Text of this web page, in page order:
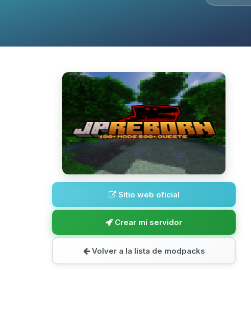
Sitio web oficial
Crear mi servidor
Volver a la lista de modpacks